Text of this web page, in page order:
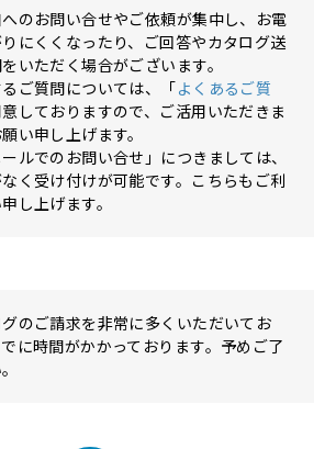
のお問い合せやご依頼が集中し、お電
にくくなったり、ご回答やカタログ送
いただく場合がございます。
ご質問については、「よくあるご質
しておりますので、ご活用いただきま
い申し上げます。
ルでのお問い合せ」につきましては、
く受け付けが可能です。こちらもご利
し上げます。
のご請求を非常に多くいただいてお
に時間がかかっております。予めご了